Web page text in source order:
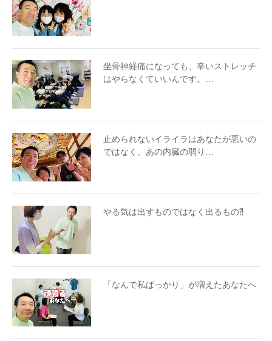
坐骨神経痛になっても、辛いストレッチ
はやらなくていいんです。…
止められないイライラはあなたが悪いの
ではなく、あの内臓の弱り…
やる気は出すものではなく出るもの⁈
「なんで私ばっかり」が増えたあなたへ